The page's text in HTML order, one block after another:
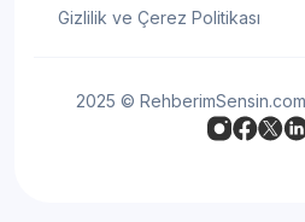
Gizlilik ve Çerez Politikası
2025 © RehberimSensin.com